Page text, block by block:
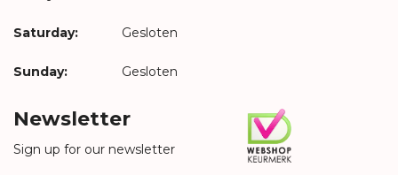
Saturday: Gesloten
Sunday: Gesloten
Newsletter
Sign up for our newsletter